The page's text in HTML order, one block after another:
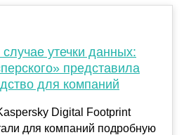
утечки данных:
представила
для компаний
Digital Footprint
для компаний подробную